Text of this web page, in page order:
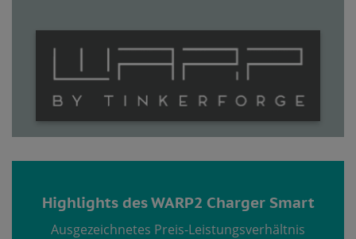
Highlights des WARP2 Charger Smart
Ausgezeichnetes Preis-Leistungsverhältnis